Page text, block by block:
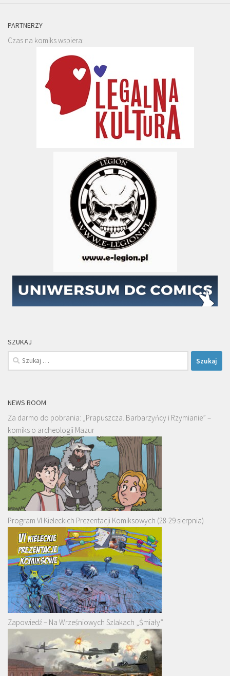
PARTNERZY
Czas na komiks wspiera:
SZUKAJ
Szukaj:
NEWS ROOM
Za darmo do pobrania: „Prapuszcza. Barbarzyńcy i Rzymianie” –
komiks o archeologii Mazur
Program VI Kieleckich Prezentacji Komiksowych (28-29 sierpnia)
Zapowiedź – Na Wrześniowych Szlakach „Śmiały”